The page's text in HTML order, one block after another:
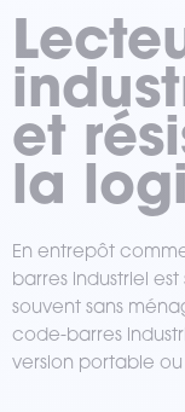
et
la
En entrepôt
barres industriel
souvent sans
code-barres
version portable